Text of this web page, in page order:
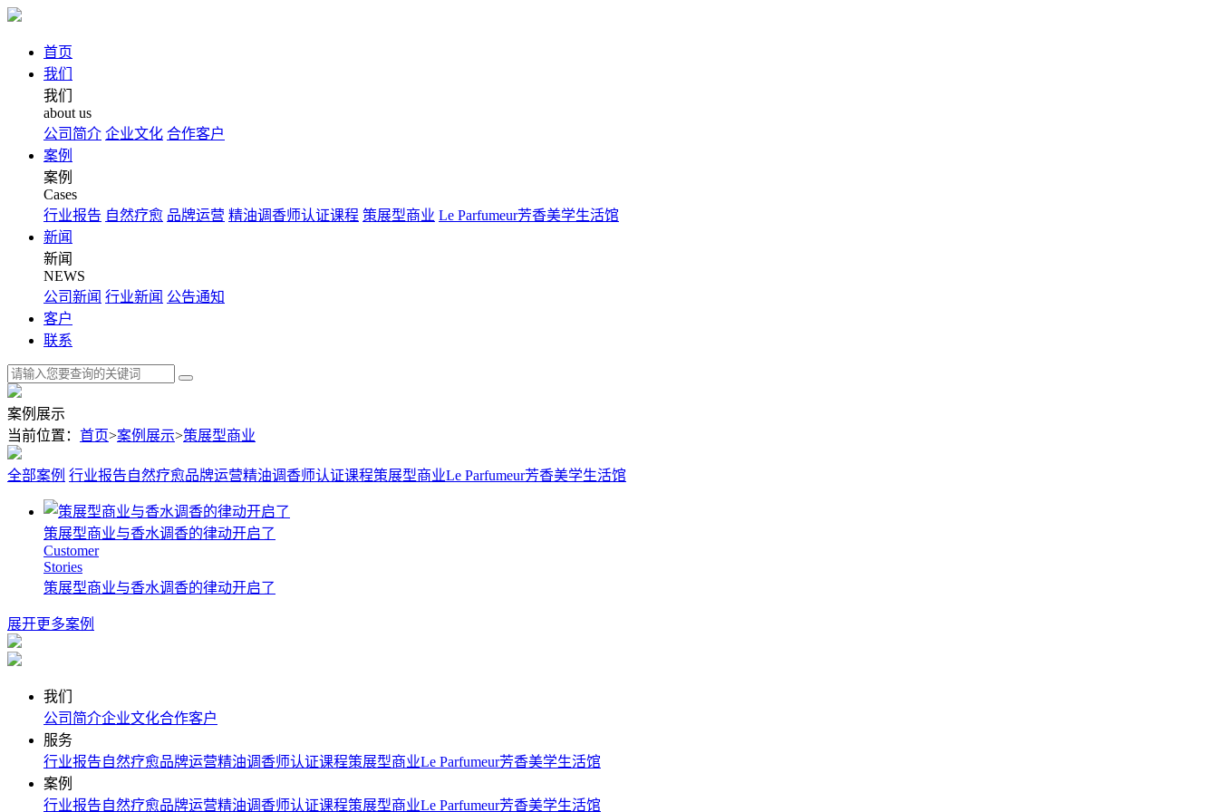
首页
我们
我们
about us
公司简介 企业文化 合作客户
案例
案例
Cases
行业报告 自然疗愈 品牌运营 精油调香师认证课程 策展型商业 Le Parfumeur芳香美学生活馆
新闻
新闻
NEWS
公司新闻 行业新闻 公告通知
客户
联系
案例展示
当前位置： 首页>案例展示>策展型商业
全部案例 行业报告自然疗愈品牌运营精油调香师认证课程策展型商业Le Parfumeur芳香美学生活馆
策展型商业与香水调香的律动开启了
Customer
Stories
策展型商业与香水调香的律动开启了
展开更多案例
我们
公司简介企业文化合作客户
服务
行业报告自然疗愈品牌运营精油调香师认证课程策展型商业Le Parfumeur芳香美学生活馆
案例
行业报告自然疗愈品牌运营精油调香师认证课程策展型商业Le Parfumeur芳香美学生活馆